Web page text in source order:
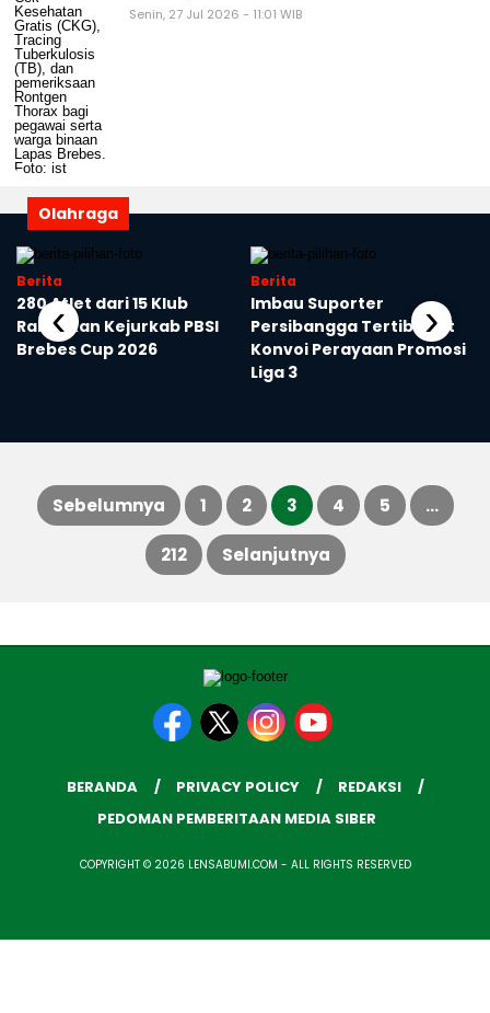
Senin, 27 Jul 2026 - 11:01 WIB
Olahraga
Berita
280 Atlet dari 15 Klub
Ramaikan Kejurkab PBSI
Brebes Cup 2026
Berita
Imbau Suporter
Persibangga Tertib saat
Konvoi Perayaan Promosi
Liga 3
‹ ›
Paginasi
Sebelumnya 1 2 3 4 5 …
212 Selanjutnya
BERANDA PRIVACY POLICY
REDAKSI
PEDOMAN PEMBERITAAN MEDIA SIBER
COPYRIGHT © 2026 LENSABUMI.COM - ALL RIGHTS RESERVED